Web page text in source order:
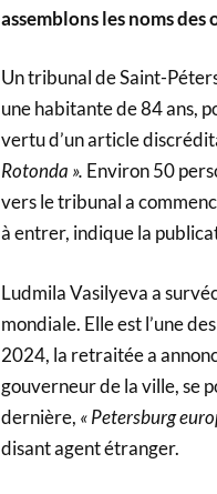
assemblons les noms
Un tribunal de Saint-
une habitante de 84 ans,
vertu d’un article
Rotonda ». Environ 50
vers le tribunal a
à entrer, indique la
Ludmila Vasilyeva a
mondiale. Elle est l’une
2024, la retraitée a
gouverneur de la ville, se
dernière, « Petersburg
disant agent étranger.